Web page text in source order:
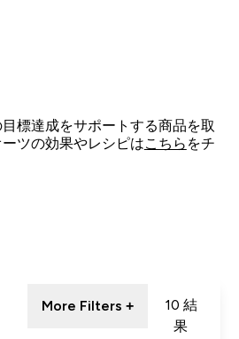
標達成をサポートする商品を取
ツの効果やレシピはこちら をチ
More Filters +
10 結
果